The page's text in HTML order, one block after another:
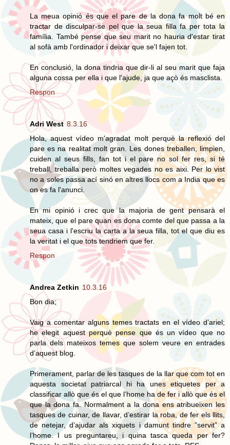
La meua opinió és que el pare de la dona fa molt bé en
tractar de disculpar-se pel que la seua filla fa per tota la
família. També pense que seu marit no hauria d'estar tirat
al sofà amb l'ordinador i deixar que se'l fajen tot.
En conclusió, la dona tindria que dir-li al seu marit que faja
alguna cossa per ella i que l'ajude, ja que açò és masclista.
Respon
Adri West 8.3.16
Hola, aquest vídeo m'agradat molt perquè la reflexió del
pare es na realitat molt gran. Les dones treballen, limpien,
cuiden al seus fills, fan tot i el pare no sol fer res, si té
treball, treballa però moltes vegades no es aixi. Per lo vist
no a soles passa ací sinó en altres llocs com a India que es
on es fa l'anunci.
En mi opinió i crec que la majoria de gent pensarà el
mateix, que el pare quan es dona comte del que passa a la
seua casa i l'escriu la carta a la seua filla, tot el que diu es
la veritat i el que tots tendriem que fer.
Respon
Andrea Zetkin 10.3.16
Bon dia;
Vaig a comentar alguns temes tractats en el vídeo d’ariel;
he elegit aquest perquè pense que és un vídeo que no
parla dels mateixos temes que solem veure en entrades
d’aquest blog.
Primerament, parlar de les tasques de la llar que com tot en
aquesta societat patriarcal hi ha unes etiquetes per a
classificar allò que és el que l’home ha de fer i allò que és el
que la dona fa. Normalment a la dona ens atribueixen les
tasques de cuinar, de llavar, d’estirar la roba, de fer els llits,
de netejar, d’ajudar als xiquets i damunt tindre ”servit” a
l’home. I us preguntareu, i quina tasca queda per fer?